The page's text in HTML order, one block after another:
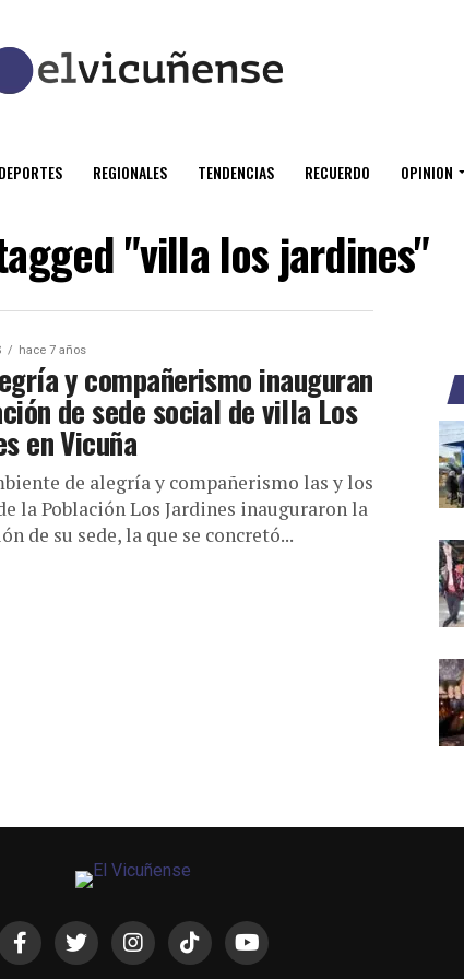
DEPORTES REGIONALES TENDENCIAS RECUERDO OPINION
"villa los jardines"
hace 7 años
y compañerismo inauguran
de sede social de villa Los
en Vicuña
de alegría y compañerismo las y los
la Población Los Jardines inauguraron la
de su sede, la que se concretó...